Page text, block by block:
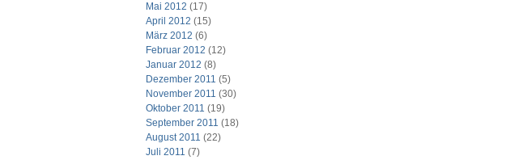
Mai 2012 (17)
April 2012 (15)
März 2012 (6)
Februar 2012 (12)
Januar 2012 (8)
Dezember 2011 (5)
November 2011 (30)
Oktober 2011 (19)
September 2011 (18)
August 2011 (22)
Juli 2011 (7)